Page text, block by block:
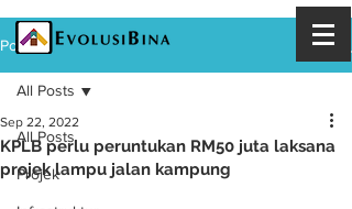
Post
All Posts
Projek
All Posts
KPLB perlu peruntukan RM50 juta laksana
projek lampu jalan kampung
Sep 22, 2022